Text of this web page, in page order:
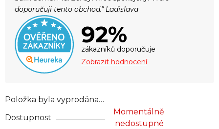
doporučuji tento obchod." Ladislava
92%
zákazníků doporučuje
Zobrazit hodnocení
Položka byla vyprodána…
Dostupnost
Momentálně
nedostupné